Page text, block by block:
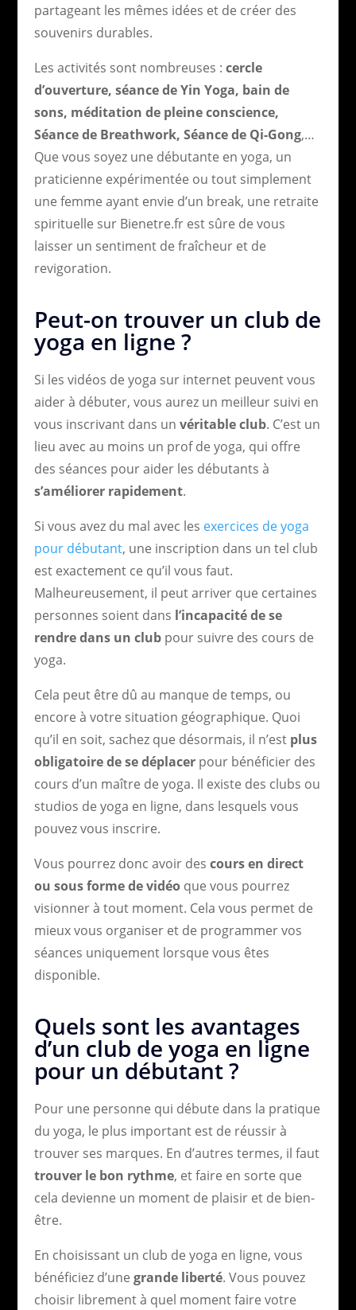
partageant les mêmes idées et de créer des
souvenirs durables.
Les activités sont nombreuses : cercle
d’ouverture, séance de Yin Yoga, bain de
sons, méditation de pleine conscience,
Séance de Breathwork, Séance de Qi-Gong,…
Que vous soyez une débutante en yoga, un
praticienne expérimentée ou tout simplement
une femme ayant envie d’un break, une retraite
spirituelle sur Bienetre.fr est sûre de vous
laisser un sentiment de fraîcheur et de
revigoration.
Peut-on trouver un club de
yoga en ligne ?
Si les vidéos de yoga sur internet peuvent vous
aider à débuter, vous aurez un meilleur suivi en
vous inscrivant dans un véritable club. C’est un
lieu avec au moins un prof de yoga, qui offre
des séances pour aider les débutants à
s’améliorer rapidement.
Si vous avez du mal avec les exercices de yoga
pour débutant, une inscription dans un tel club
est exactement ce qu’il vous faut.
Malheureusement, il peut arriver que certaines
personnes soient dans l’incapacité de se
rendre dans un clubpour suivre des cours de
yoga.
Cela peut être dû au manque de temps, ou
encore à votre situation géographique. Quoi
qu’il en soit, sachez que désormais, il n’est plus
obligatoire de se déplacerpour bénéficier des
cours d’un maître de yoga. Il existe des clubs ou
studios de yoga en ligne, dans lesquels vous
pouvez vous inscrire.
Vous pourrez donc avoir des cours en direct
ou sous forme de vidéoque vous pourrez
visionner à tout moment. Cela vous permet de
mieux vous organiser et de programmer vos
séances uniquement lorsque vous êtes
disponible.
Quels sont les avantages
d’un club de yoga en ligne
pour un débutant ?
Pour une personne qui débute dans la pratique
du yoga, le plus important est de réussir à
trouver ses marques. En d’autres termes, il faut
trouver le bon rythme, et faire en sorte que
cela devienne un moment de plaisir et de bien-
être.
En choisissant un club de yoga en ligne, vous
bénéficiez d’une grande liberté. Vous pouvez
choisir librement à quel moment faire votre